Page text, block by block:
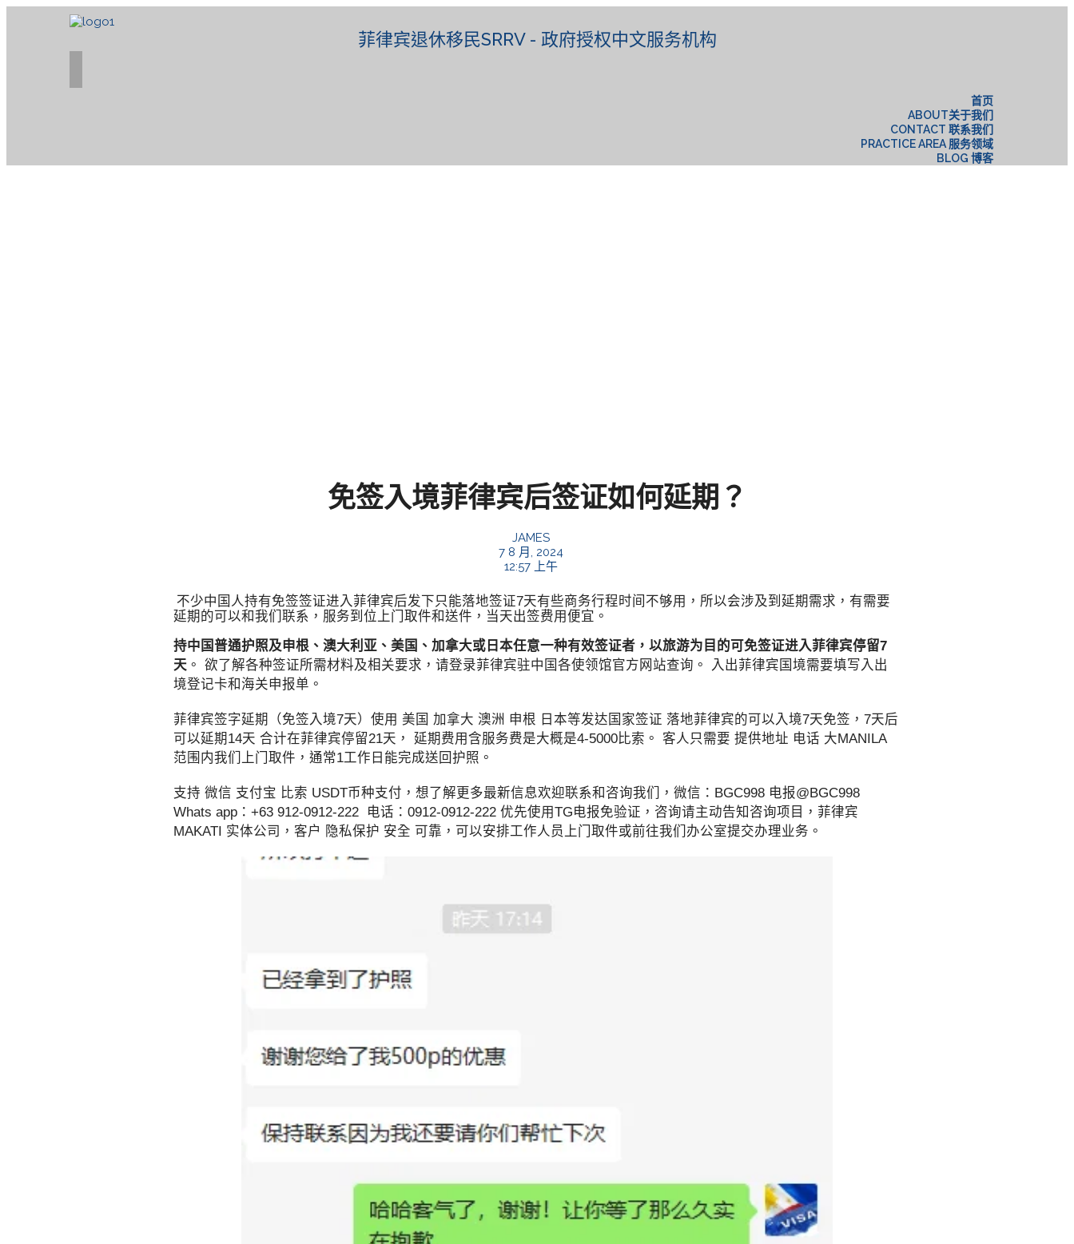
菲律宾退休移民SRRV - 政府授权中文服务机构
首页
ABOUT关于我们
CONTACT 联系我们
PRACTICE AREA 服务领域
BLOG 博客
免签入境菲律宾后签证如何延期？
JAMES
7 8 月, 2024
12:57 上午
不少中国人持有免签签证进入菲律宾后发下只能落地签证7天有些商务行程时间不够用，所以会涉及到延期需求，有需要
延期的可以和我们联系，服务到位上门取件和送件，当天出签费用便宜。
持中国普通护照及申根、澳大利亚、美国、加拿大或日本任意一种有效签证者，以旅游为目的可免签证进入菲律宾停留7
天 。 欲了解各种签证所需材料及相关要求，请登录菲律宾驻中国各使领馆官方网站查询。 入出菲律宾国境需要填写入出
境登记卡和海关申报单。
菲律宾签字延期（免签入境7天）使用 美国 加拿大 澳洲 申根 日本等发达国家签证 落地菲律宾的可以入境7天免签，7天后
可以延期14天 合计在菲律宾停留21天， 延期费用含服务费是大概是4-5000比索。 客人只需要 提供地址 电话 大MANILA
范围内我们上门取件，通常1工作日能完成送回护照。
支持 微信 支付宝 比索 USDT币种支付，想了解更多最新信息欢迎联系和咨询我们，微信：BGC998 电报@BGC998
Whats app：+63 912-0912-222 电话：0912-0912-222 优先使用TG电报免验证，咨询请主动告知咨询项目，菲律宾
MAKATI 实体公司，客户 隐私保护 安全 可靠，可以安排工作人员上门取件或前往我们办公室提交办理业务。